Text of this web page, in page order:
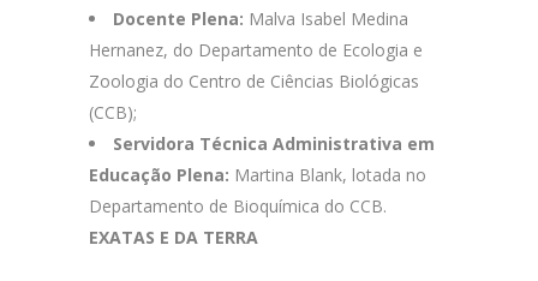
Docente Plena: Malva Isabel Medina
Hernanez, do Departamento de Ecologia e
Zoologia do Centro de Ciências Biológicas
(CCB);
Servidora Técnica Administrativa em
Educação Plena: Martina Blank, lotada no
Departamento de Bioquímica do CCB.
EXATAS E DA TERRA